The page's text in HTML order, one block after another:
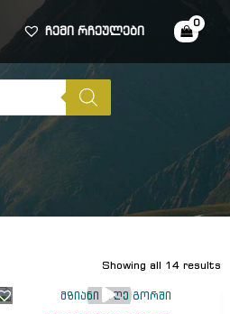
ჩემი რჩეულები
Showing all 14 results